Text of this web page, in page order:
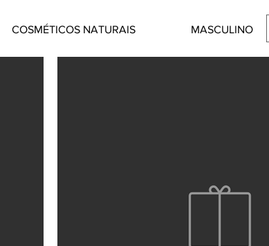
COSMÉTICOS NATURAIS MASCULINO